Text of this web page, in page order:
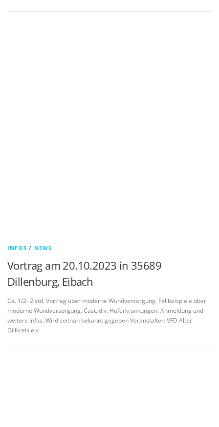
INFOS / NEWS
Vortrag am 20.10.2023 in 35689
Dillenburg, Eibach
Ca. 1/2- 2 std. Vortrag über moderne Wundversorgung. Fallbeispiele über
moderne Wundversorgung, Cast, div. Huferkrankungen. Anmeldung und
weitere Infos: Wird zeitnah bekannt gegeben Veranstalter: VFD Alter
Dillkreis e.v